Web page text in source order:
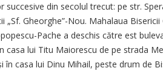
succesive din secolul trecut: pe str.
„Sf. Gheorghe”-Nou. Mahalaua
Pache a deschis către est
casa lui Titu Maiorescu de pe strada
în casa lui Dinu Mihail, peste drum de